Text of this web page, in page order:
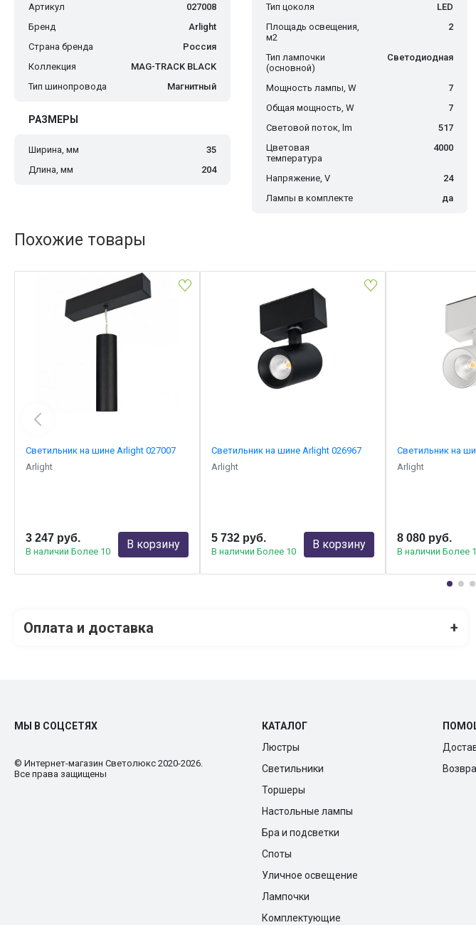
Артикул
027008
Бренд
Arlight
Страна бренда
Россия
Коллекция
MAG-TRACK BLACK
Тип шинопровода
Магнитный
РАЗМЕРЫ
Ширина, мм
35
Длина, мм
204
Тип цоколя
LED
Площадь освещения,
м2
2
Тип лампочки
(основной)
Светодиодная
Мощность лампы, W
7
Общая мощность, W
7
Световой поток, lm
517
Цветовая
температура
4000
Напряжение, V
24
Лампы в комплекте
да
Похожие товары
Светильник на шине Arlight 027007
Arlight
3 247 руб.
В наличии Более 10
В корзину
Светильник на шине Arlight 026967
Arlight
5 732 руб.
В наличии Более 10
В корзину
Светильник на
Arlight
8 080 руб.
В наличии Более
Оплата и доставка +
МЫ В СОЦСЕТЯХ
© Интернет-магазин Cветолюкс 2020-2026.
Все права защищены
КАТАЛОГ
Люстры
Светильники
Торшеры
Настольные лампы
Бра и подсветки
Споты
Уличное освещение
Лампочки
Комплектующие